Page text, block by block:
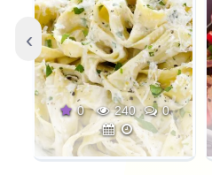
0 240 0
‹